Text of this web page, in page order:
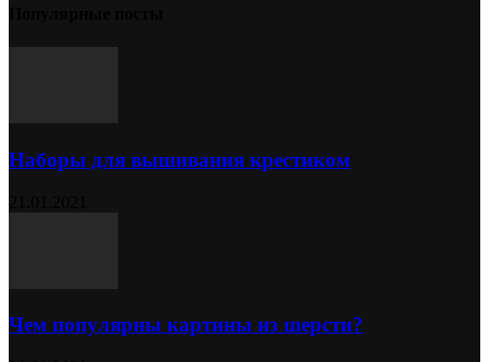
Наборы для вышивания крестиком
Чем популярны картины из шерсти?